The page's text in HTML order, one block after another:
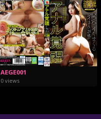
AEGE001
0 views